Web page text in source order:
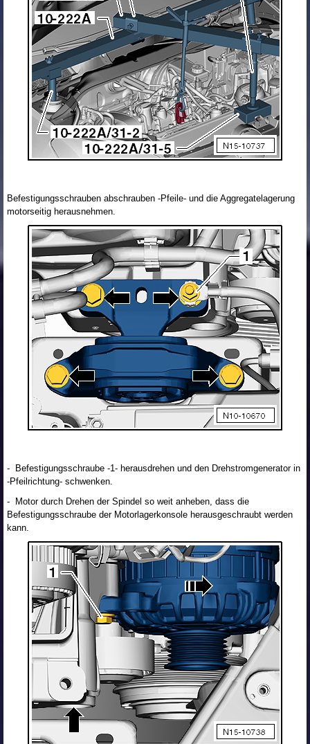
Befestigungsschrauben abschrauben -Pfeile- und die Aggregatelagerung
motorseitig herausnehmen.
- Befestigungsschraube -1- herausdrehen und den Drehstromgenerator in
-Pfeilrichtung- schwenken.
- Motor durch Drehen der Spindel so weit anheben, dass die
Befestigungsschraube der Motorlagerkonsole herausgeschraubt werden
kann.